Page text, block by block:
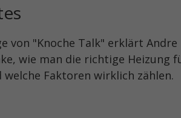
HABEN DEN PLAN FÜR DEINE HEIZUNG
von "Knoche Talk" erklärt
wie man die richtige Heizung
welche Faktoren wirklich zählen.